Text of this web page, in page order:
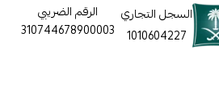
السجل التجاري
1010604227
الرقم الضريبي
310744678900003